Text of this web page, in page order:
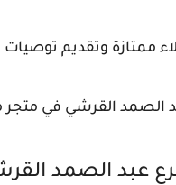
ممتازة وتقديم توصيات
الصمد القرشي في متجر
فرع عبد الصمد